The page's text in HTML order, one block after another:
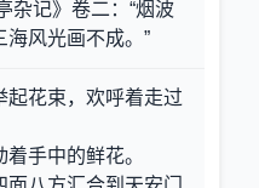
杂记》卷二：“烟波
风光画不成。”
起花束，欢呼着走过
手中的鲜花。